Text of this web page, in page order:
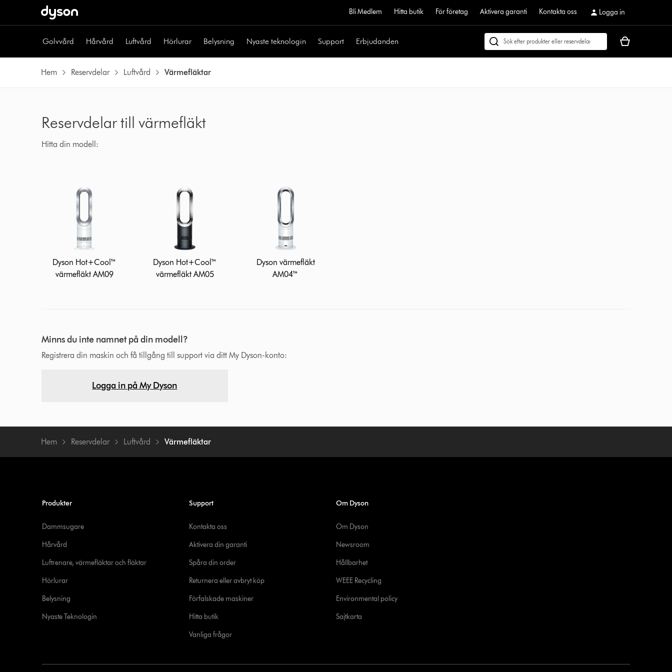
Bli Medlem Hitta butik För företag Aktivera garanti Kontakta oss Logga in
Golvvård Hårvård Luftvård Hörlurar Belysning Nyaste teknologin Support Erbjudanden
Sök
Kundvagnen
Hem Reservdelar Luftvård Värmefläktar
Reservdelar till värmefläkt
Hitta din modell:
Dyson Hot+Cool™
värmefläkt AM09
Dyson Hot+Cool™
värmefläkt AM05
Dyson värmefläkt
AM04™
Minns du inte namnet på din modell?
Registrera din maskin och få tillgång till support via ditt My Dyson-konto:
Logga in på My Dyson
Hem Reservdelar Luftvård Värmefläktar
Produkter
Dammsugare
Hårvård
Luftrenare, värmefläktar och fläktar
Hörlurar
Belysning
Nyaste Teknologin
Support
Kontakta oss
Aktivera din garanti
Spåra din order
Returnera eller avbryt köp
Förfalskade maskiner
Hitta butik
Vanliga frågor
Om Dyson
Om Dyson
Newsroom
Hållbarhet
WEEE Recycling
Environmental policy
Sajtkarta